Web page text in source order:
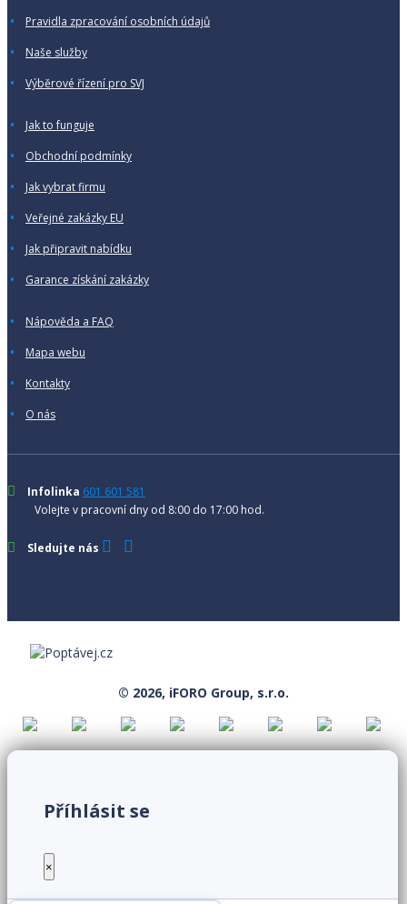
Pravidla zpracování osobních údajů
Naše služby
Výběrové řízení pro SVJ
Jak to funguje
Obchodní podmínky
Jak vybrat firmu
Veřejné zakázky EU
Jak připravit nabídku
Garance získání zakázky
Nápověda a FAQ
Mapa webu
Kontakty
O nás
Infolinka 601 601 581
Volejte v pracovní dny od 8:00 do 17:00 hod.
Sledujte nás
© 2026, iFORO Group, s.r.o.
Příhlásit se
×